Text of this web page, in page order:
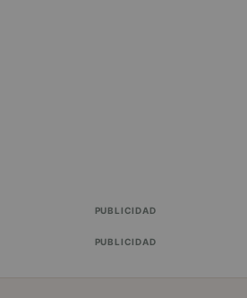
PUBLICIDAD
PUBLICIDAD